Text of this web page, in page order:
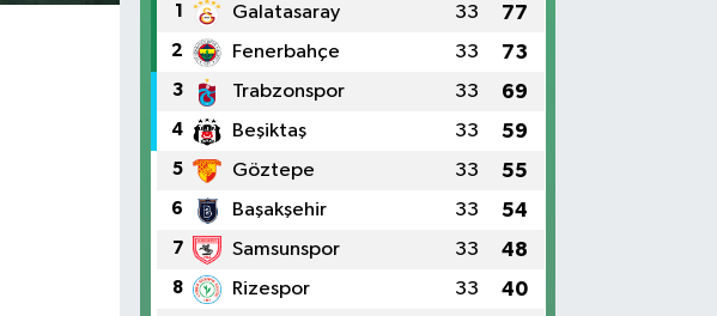
1 Galatasaray 33 77
2 Fenerbahçe 33 73
3 Trabzonspor 33 69
4 Beşiktaş 33 59
5 Göztepe 33 55
6 Başakşehir 33 54
7 Samsunspor 33 48
8 Rizespor 33 40